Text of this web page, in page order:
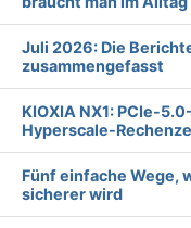
Juli 2026: Die
zusammengefasst
KIOXIA NX1: PCIe-
Hyperscale-
Fünf einfache Wege,
sicherer wird